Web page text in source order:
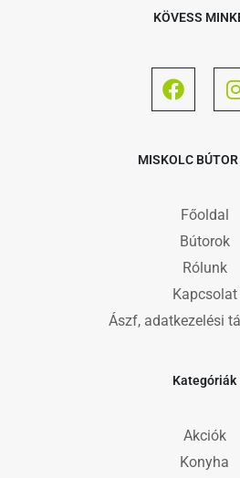
KÖVESS
MISKOLC BÚTOR
Főoldal
Bútorok
Rólunk
Kapcsolat
Ászf, adatkezelési
Kategóriák
Akciók
Konyha